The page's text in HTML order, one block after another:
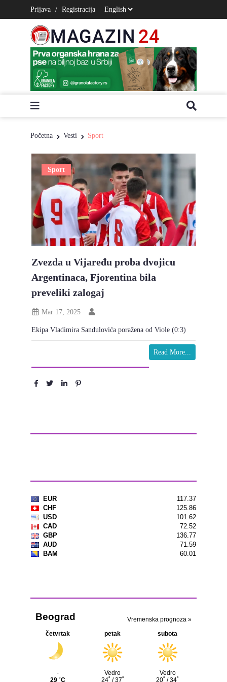
Prijava / Registracija
Početna Vesti Sport
Sport
Zvezda u Vijaređu proba dvojicu
Argentinaca, Fjorentina bila
preveliki zalogaj
Mar 17, 2025
Ekipa Vladimira Sandulovića poražena od Viole (0:3)
Read More...